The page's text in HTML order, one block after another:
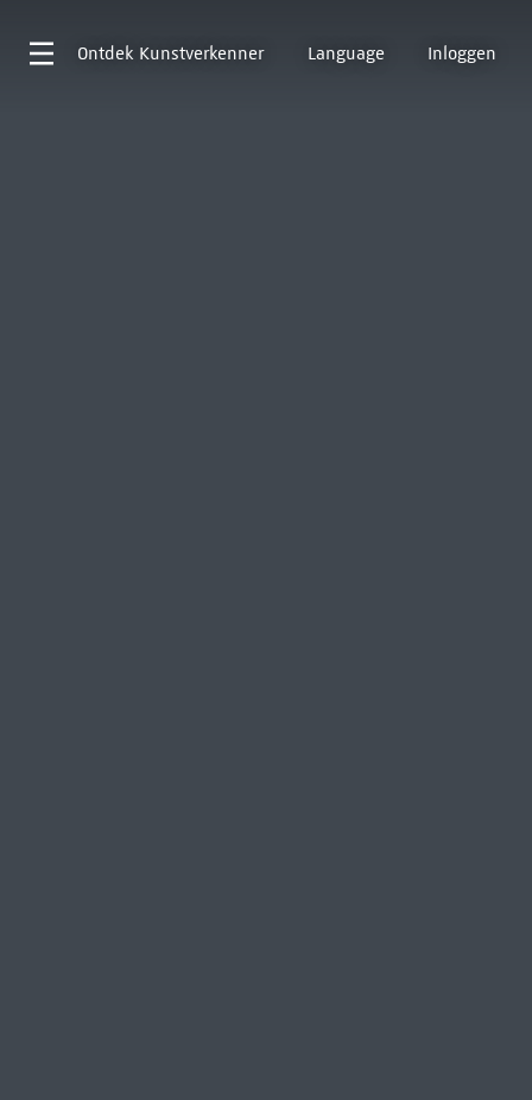
Ontdek Kunstverkenner Language Inloggen